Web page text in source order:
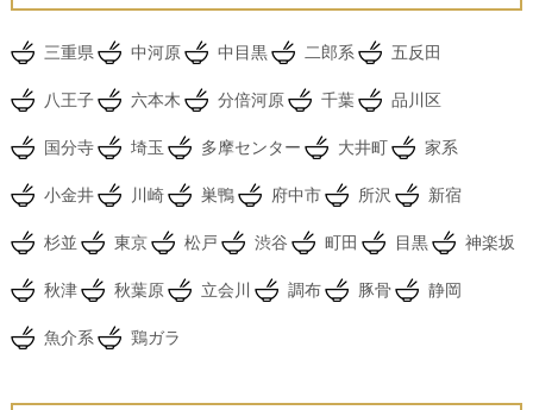
三重県 中河原 中目黒 二郎系 五反田
八王子 六本木 分倍河原 千葉 品川区
国分寺 埼玉 多摩センター 大井町 家系
小金井 川崎 巣鴨 府中市 所沢 新宿
杉並 東京 松戸 渋谷 町田 目黒 神楽坂
秋津 秋葉原 立会川 調布 豚骨 静岡
魚介系 鶏ガラ